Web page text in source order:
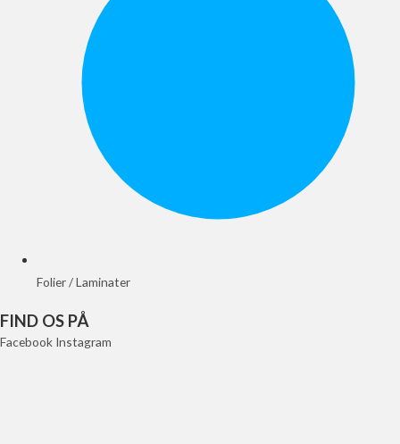
Folier / Laminater
FIND OS PÅ
Facebook Instagram